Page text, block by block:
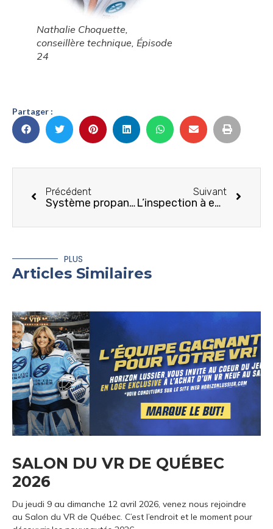
Nathalie Choquette,
conseillère technique, Épisode
24
Partager :
Précédent
Système propane: la détection des fuites
Suivant
L’inspection à effectuer sur votre VR avant chaque voyage
PLUS
Articles Similaires
SALON DU VR DE QUÉBEC
2026
Du jeudi 9 au dimanche 12 avril 2026, venez nous rejoindre
au Salon du VR de Québec. C’est l’endroit et le moment pour